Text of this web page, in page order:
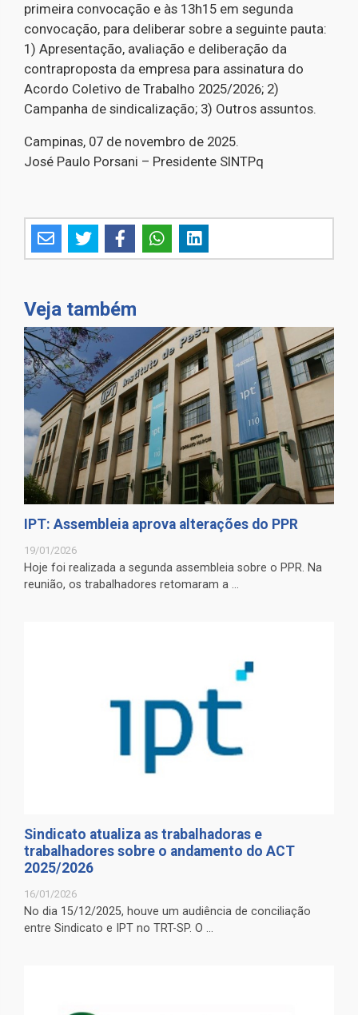
primeira convocação e às 13h15 em segunda
convocação, para deliberar sobre a seguinte pauta:
1) Apresentação, avaliação e deliberação da
contraproposta da empresa para assinatura do
Acordo Coletivo de Trabalho 2025/2026; 2)
Campanha de sindicalização; 3) Outros assuntos.
Campinas, 07 de novembro de 2025.
José Paulo Porsani – Presidente SINTPq
Veja também
IPT: Assembleia aprova alterações do PPR
19/01/2026
Hoje foi realizada a segunda assembleia sobre o PPR. Na
reunião, os trabalhadores retomaram a ...
Sindicato atualiza as trabalhadoras e
trabalhadores sobre o andamento do ACT
2025/2026
16/01/2026
No dia 15/12/2025, houve um audiência de conciliação
entre Sindicato e IPT no TRT-SP. O ...